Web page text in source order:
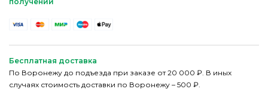
Бесплатная доставка
По Воронежу до подъезда при заказе от 20 000 ₽. В иных
случаях стоимость доставки по Воронежу – 500 ₽.